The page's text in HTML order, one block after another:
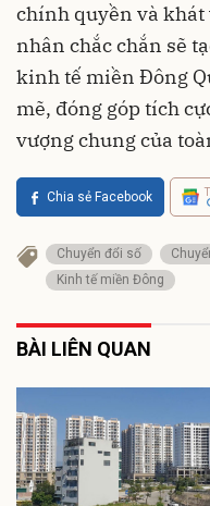
chính quyền và
nhân chắc chắn sẽ
kinh tế miền Đông
mẽ, đóng góp tích
vượng chung của
Chia sẻ Facebook
Chuyển đổi số
Kinh tế miền Đông
BÀI LIÊN QUAN